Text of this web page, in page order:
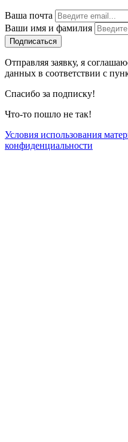
Ваша почта
Ваши имя и фамилия
Отправляя заявку, я
данных в соответствии с
Спасибо за подписку!
Что-то пошло не так!
Условия использования
конфиденциальности